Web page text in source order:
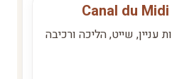
עניין, שייט, הליכה ורכיבה